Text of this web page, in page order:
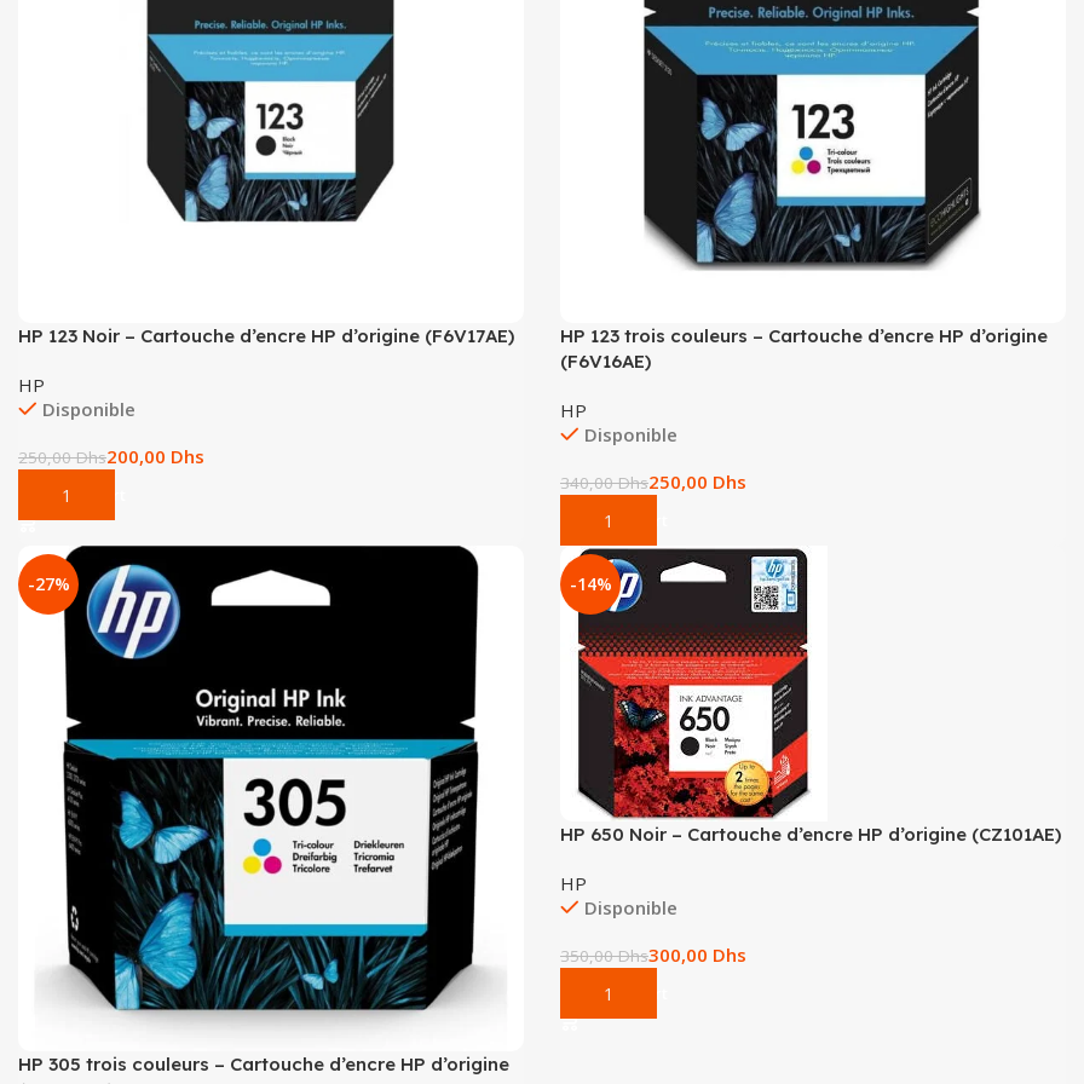
HP 123 Noir – Cartouche d’encre HP d’origine (F6V17AE)
HP
Disponible
250,00Dhs200,00 Dhs
Add To Cart
HP 123 trois couleurs – Cartouche d’encre HP d’origine
(F6V16AE)
HP
Disponible
340,00Dhs250,00 Dhs
Add To Cart
-27%
HP 305 trois couleurs – Cartouche d’encre HP d’origine
-14%
HP 650 Noir – Cartouche d’encre HP d’origine (CZ101AE)
HP
Disponible
350,00Dhs300,00 Dhs
Add To Cart